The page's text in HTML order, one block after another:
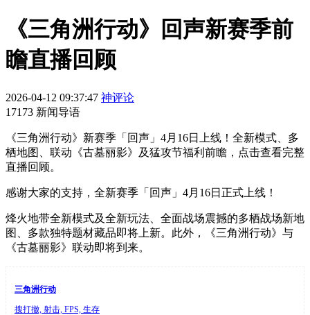
《三角洲行动》回声新赛季前
瞻直播回顾
2026-04-12 09:37:47 神评论
17173 新闻导语
《三角洲行动》新赛季「回声」4月16日上线！全新模式、多
栖地图、联动《古墓丽影》及猛攻节福利前瞻，点击查看完整
直播回顾。
感谢大家的支持，全新赛季「回声」4月16日正式上线！
烽火地带全新模式及全新玩法、全面战场震撼的多栖战场新地
图、多款独特题材藏品即将上新。此外，《三角洲行动》与
《古墓丽影》联动即将到来。
三角洲行动
搜打撤, 射击, FPS, 生存